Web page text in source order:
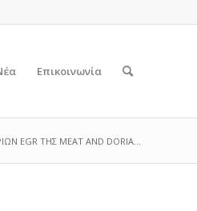
Επικοινωνία
EGR THΣ ΜΕΑΤ AND DORIA...